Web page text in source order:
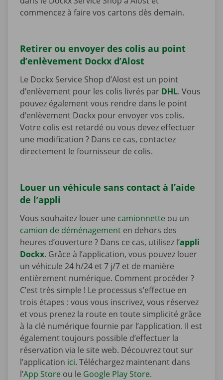
commencez à faire vos cartons dès demain.
Retirer ou envoyer des colis au point
d’enlèvement Dockx d’Alost
Le Dockx Service Shop d’Alost est un point
d’enlèvement pour les colis livrés par DHL. Vous
pouvez également vous rendre dans le point
d’enlèvement Dockx pour envoyer vos colis.
Votre colis est retardé ou vous devez effectuer
une modification ? Dans ce cas, contactez
directement le fournisseur de colis.
Louer un véhicule sans contact à l’aide
de l’appli
Vous souhaitez louer une camionnette ou un
camion de déménagement en dehors des
heures d’ouverture ? Dans ce cas, utilisez l’appli
Dockx. Grâce à l’application, vous pouvez louer
un véhicule 24 h/24 et 7 j/7 et de manière
entièrement numérique. Comment procéder ?
C’est très simple ! Le processus s’effectue en
trois étapes : vous vous inscrivez, vous réservez
et vous prenez la route en toute simplicité grâce
à la clé numérique fournie par l’application. Il est
également toujours possible d’effectuer la
réservation via le site web. Découvrez tout sur
l’application ici. Téléchargez maintenant dans
l’App Store ou le Google Play Store.